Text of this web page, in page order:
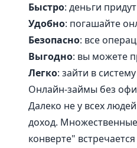
Быстро: деньги
Удобно: погашайте
Безопасно: все
Выгодно: вы можете
Легко: зайти в
Онлайн-займы без
Далеко не у всех
доход.
конверте"